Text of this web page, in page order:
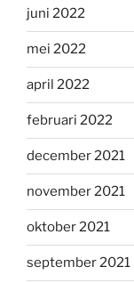
juni 2022
mei 2022
april 2022
februari 2022
december 2021
november 2021
oktober 2021
september 2021